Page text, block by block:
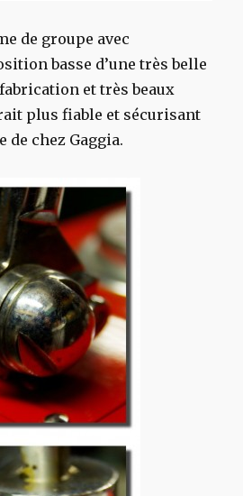
de groupe avec
basse d’une très belle
et très beaux
plus fiable et sécurisant
de chez Gaggia.